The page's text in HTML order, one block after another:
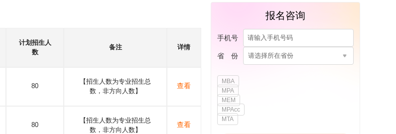
计划招生人
数
备注 详情
80
【招生人数为专业招生总
数，非方向人数】
查看
80
【招生人数为专业招生总
数，非方向人数】
查看
报名咨询
手机号
省 份 请选择所在省份
MBA
MPA
MEM
MPAcc
MTA